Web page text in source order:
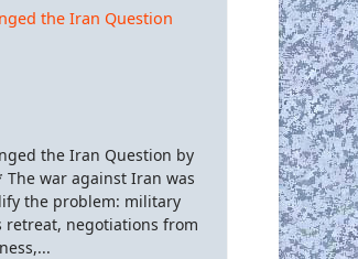
the Iran Question
the Iran Question by
The war against Iran was
the problem: military
retreat, negotiations from